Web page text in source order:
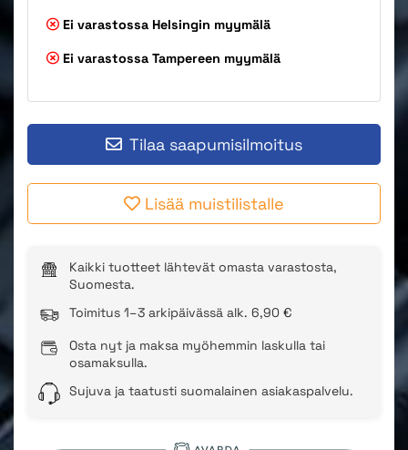
Ei varastossa Helsingin myymälä
Ei varastossa Tampereen myymälä
Tilaa saapumisilmoitus
Lisää muistilistalle
Kaikki tuotteet lähtevät omasta varastosta,
Suomesta.
Toimitus 1–3 arkipäivässä alk. 6,90 €
Osta nyt ja maksa myöhemmin laskulla tai
osamaksulla.
Sujuva ja taatusti suomalainen asiakaspalvelu.